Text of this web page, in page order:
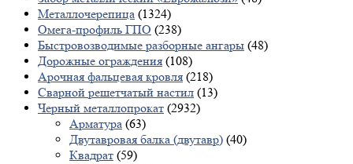
Металлочерепица (1324)
Омега-профиль ГПО (238)
Быстровозводимые разборные ангары (48)
Дорожные ограждения (108)
Арочная фальцевая кровля (218)
Сварной решетчатый настил (13)
Черный металлопрокат (2932)
Арматура (63)
Двутавровая балка (двутавр) (40)
Квадрат (59)